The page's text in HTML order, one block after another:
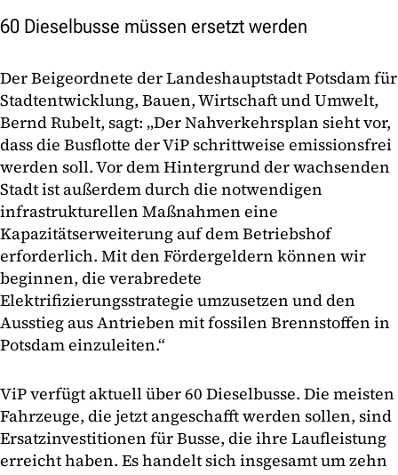
60 Dieselbusse müssen ersetzt werden
Der Beigeordnete der Landeshauptstadt Potsdam für
Stadtentwicklung, Bauen, Wirtschaft und Umwelt,
Bernd Rubelt, sagt: „Der Nahverkehrsplan sieht vor,
dass die Busflotte der ViP schrittweise emissionsfrei
werden soll. Vor dem Hintergrund der wachsenden
Stadt ist außerdem durch die notwendigen
infrastrukturellen Maßnahmen eine
Kapazitätserweiterung auf dem Betriebshof
erforderlich. Mit den Fördergeldern können wir
beginnen, die verabredete
Elektrifizierungsstrategie umzusetzen und den
Ausstieg aus Antrieben mit fossilen Brennstoffen in
Potsdam einzuleiten.“
ViP verfügt aktuell über 60 Dieselbusse. Die meisten
Fahrzeuge, die jetzt angeschafft werden sollen, sind
Ersatzinvestitionen für Busse, die ihre Laufleistung
erreicht haben. Es handelt sich insgesamt um zehn